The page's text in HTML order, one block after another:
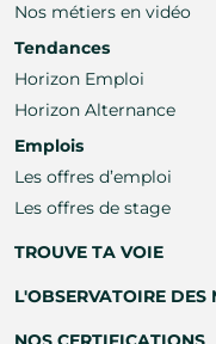
Nos métiers en vidéo
Tendances
Horizon Emploi
Horizon Alternance
Emplois
Les offres d’emploi
Les offres de stage
TROUVE TA VOIE
L'OBSERVATOIRE DES